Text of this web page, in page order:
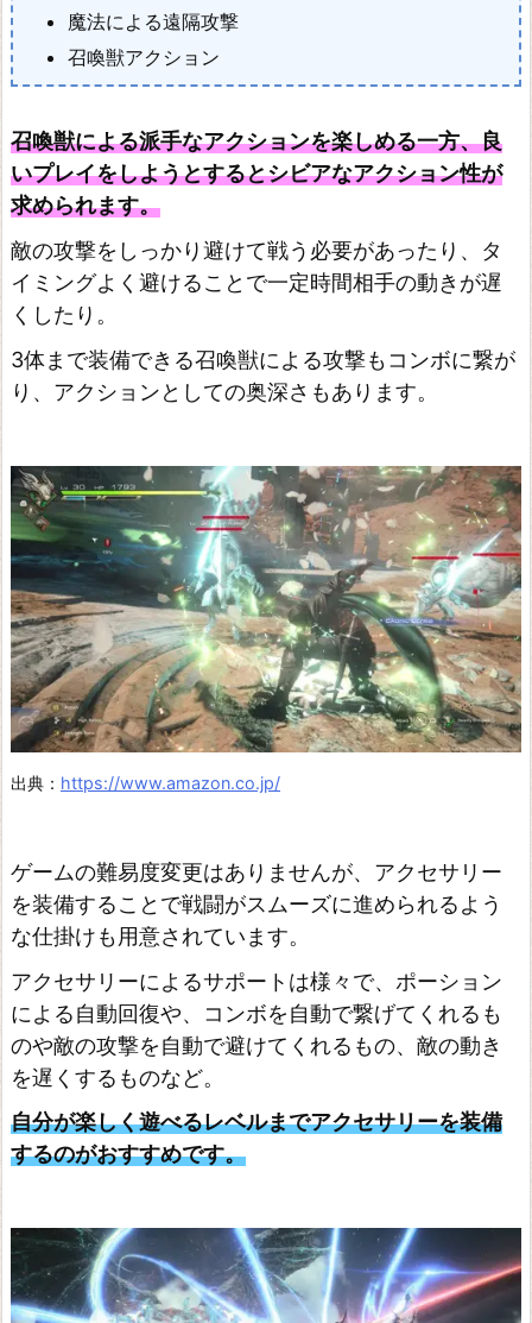
魔法による遠隔攻撃
召喚獣アクション
召喚獣による派手なアクションを楽しめる一方、良
いプレイをしようとするとシビアなアクション性が
求められます。
敵の攻撃をしっかり避けて戦う必要があったり、タ
イミングよく避けることで一定時間相手の動きが遅
くしたり。
3体まで装備できる召喚獣による攻撃もコンボに繋が
り、アクションとしての奥深さもあります。
出典： https://www.amazon.co.jp/
ゲームの難易度変更はありませんが、アクセサリー
を装備することで戦闘がスムーズに進められるよう
な仕掛けも用意されています。
アクセサリーによるサポートは様々で、ポーション
による自動回復や、コンボを自動で繋げてくれるも
のや敵の攻撃を自動で避けてくれるもの、敵の動き
を遅くするものなど。
自分が楽しく遊べるレベルまでアクセサリーを装備
するのがおすすめです。